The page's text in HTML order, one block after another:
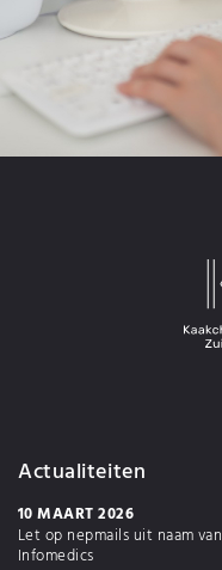
Actualiteiten
10 MAART 2026
Let op nepmails uit naam van
Infomedics